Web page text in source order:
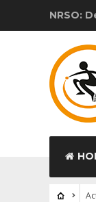
NRSO: